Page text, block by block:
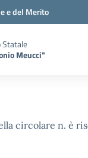
e del Merito
Statale
Meucci"
circolare n. è